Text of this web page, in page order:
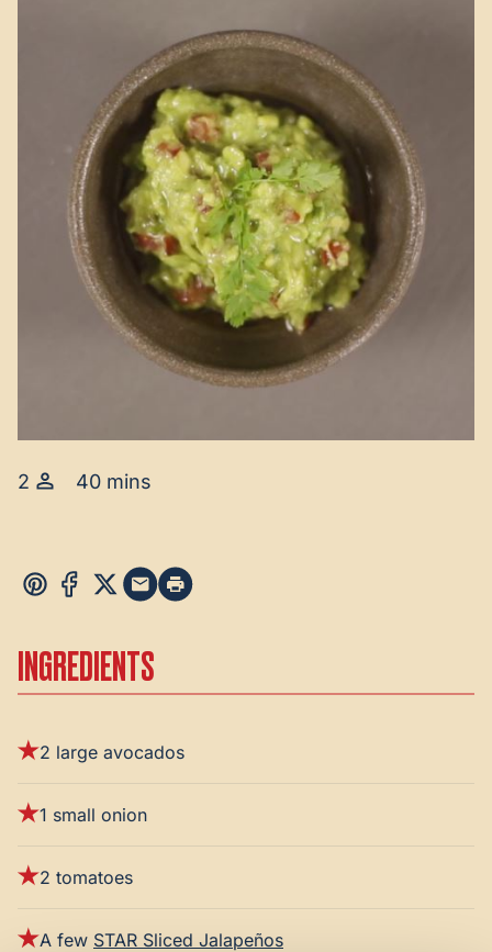
2 40 mins
INGREDIENTS
2 large avocados
1 small onion
2 tomatoes
A few STAR Sliced Jalapeños